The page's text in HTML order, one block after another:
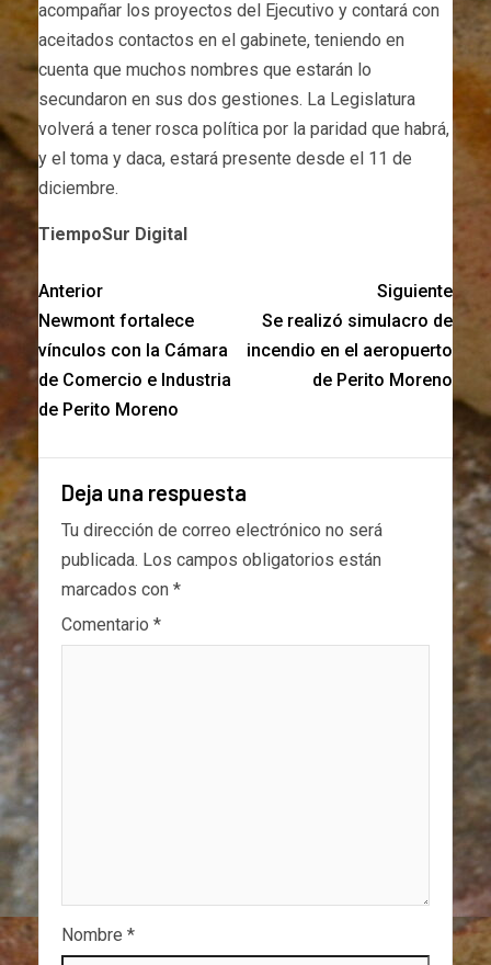
acompañar los proyectos del Ejecutivo y contará con
aceitados contactos en el gabinete, teniendo en
cuenta que muchos nombres que estarán lo
secundaron en sus dos gestiones. La Legislatura
volverá a tener rosca política por la paridad que habrá,
y el toma y daca, estará presente desde el 11 de
diciembre.
TiempoSur Digital
Anterior
Newmont fortalece
vínculos con la Cámara
de Comercio e Industria
de Perito Moreno
Siguiente
Se realizó simulacro de
incendio en el aeropuerto
de Perito Moreno
Deja una respuesta
Tu dirección de correo electrónico no será
publicada. Los campos obligatorios están
marcados con *
Comentario *
Nombre *